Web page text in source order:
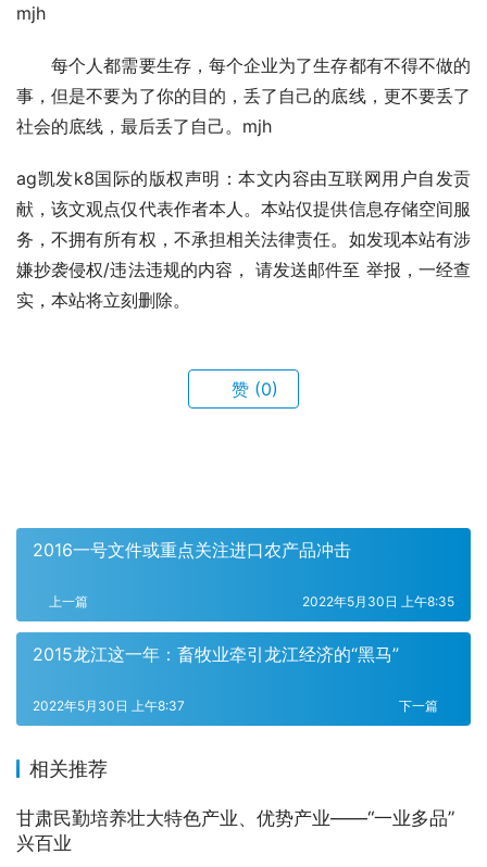
mjh
每个人都需要生存，每个企业为了生存都有不得不做的
事，但是不要为了你的目的，丢了自己的底线，更不要丢了
社会的底线，最后丢了自己。mjh
ag凯发k8国际的版权声明：本文内容由互联网用户自发贡
献，该文观点仅代表作者本人。本站仅提供信息存储空间服
务，不拥有所有权，不承担相关法律责任。如发现本站有涉
嫌抄袭侵权/违法违规的内容， 请发送邮件至 举报，一经查
实，本站将立刻删除。
赞 (0)
2016一号文件或重点关注进口农产品冲击
上一篇 2022年5月30日 上午8:35
2015龙江这一年：畜牧业牵引龙江经济的“黑马”
下一篇
2022年5月30日 上午8:37
相关推荐
甘肃民勤培养壮大特色产业、优势产业——“一业多品”
兴百业